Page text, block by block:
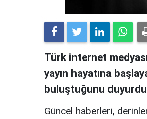
Türk internet
yayın hayatına
buluştuğunu
Güncel haberleri,